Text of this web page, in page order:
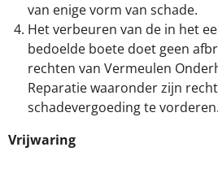
van enige vorm van schade.
Het verbeuren van de in het
bedoelde boete doet geen
rechten van Vermeulen
Reparatie waaronder zijn
schadevergoeding te vorderen.
Vrijwaring